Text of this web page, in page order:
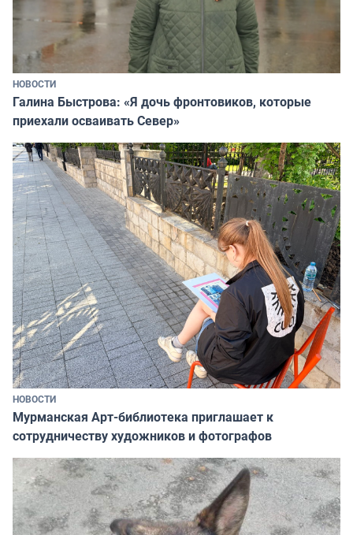
НОВОСТИ
Галина Быстрова: «Я дочь фронтовиков, которые
приехали осваивать Север»
НОВОСТИ
Мурманская Арт-библиотека приглашает к
сотрудничеству художников и фотографов